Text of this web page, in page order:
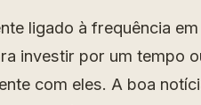
ligado à frequência
investir por um tempo
com eles. A boa